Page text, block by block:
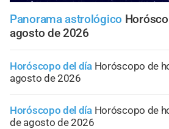
Panorama astrológico
agosto de 2026
Horóscopo del día Horóscopo de
agosto de 2026
Horóscopo del día Horóscopo de
de agosto de 2026